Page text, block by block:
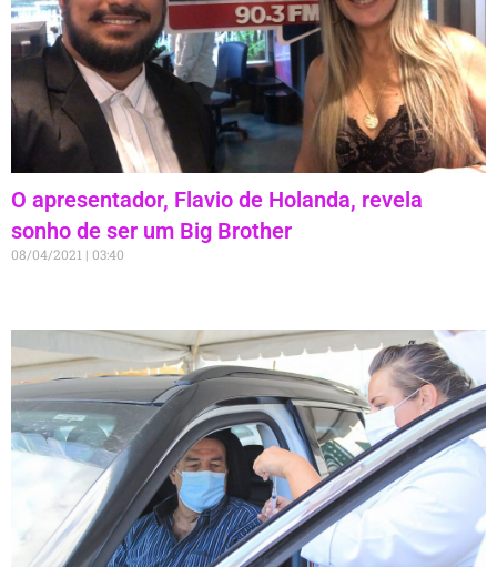
O apresentador, Flavio de Holanda, revela
sonho de ser um Big Brother
08/04/2021 03:40